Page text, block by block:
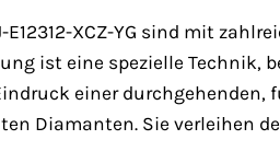
E12312-XCZ-YG sind mit
ist eine spezielle
einer
Diamanten. Sie verleihen